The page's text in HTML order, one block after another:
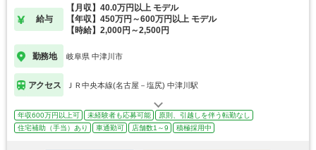
給与
【月収】40.0万円以上 モデル
【年収】450万円～600万円以上 モデル
【時給】2,000円～2,500円
勤務地 岐阜県 中津川市
アクセス ＪＲ中央本線(名古屋－塩尻) 中津川駅
年収600万円以上可 未経験者も応募可能
原則、引越しを伴う転勤なし
住宅補助（手当）あり
車通勤可 店舗数1～9 積極採用中